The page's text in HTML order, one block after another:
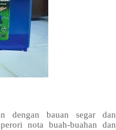
dengan bauan segar dan
nota buah-buahan dan